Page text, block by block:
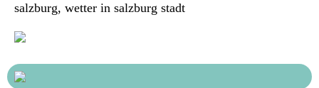
salzburg, wetter in salzburg stadt